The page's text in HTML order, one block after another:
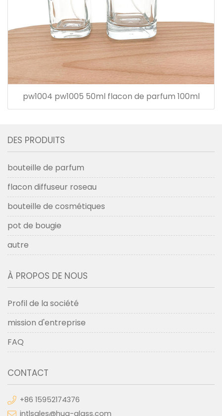
pw1004 pw1005 50ml flacon de parfum 100ml
DES PRODUITS
bouteille de parfum
flacon diffuseur roseau
bouteille de cosmétiques
pot de bougie
autre
À PROPOS DE NOUS
Profil de la société
mission d'entreprise
FAQ
CONTACT
+86 15952174376
intlsales@hua-glass.com